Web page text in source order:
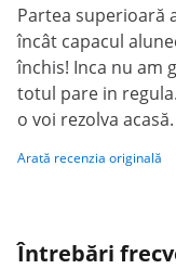
Partea superioară
încât capacul
închis! Inca nu am
totul pare in
o voi rezolva
Arată recenzia originală
Întrebări